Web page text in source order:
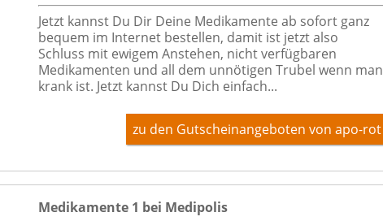
Jetzt kannst Du Dir Deine Medikamente ab sofort ganz
bequem im Internet bestellen, damit ist jetzt also
Schluss mit ewigem Anstehen, nicht verfügbaren
Medikamenten und all dem unnötigen Trubel wenn man
krank ist. Jetzt kannst Du Dich einfach...
zu den Gutscheinangeboten von apo-rot
Medikamente 1 bei Medipolis